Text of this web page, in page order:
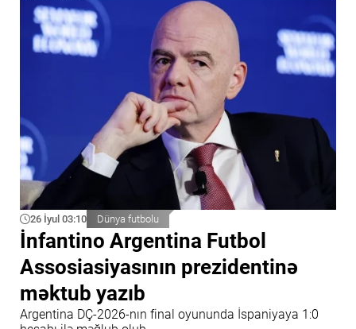
26 İyul 03:10 Dünya futbolu
İnfantino Argentina Futbol
Assosiasiyasının prezidentinə
məktub yazıb
Argentina DÇ-2026-nın final oyununda İspaniyaya 1:0